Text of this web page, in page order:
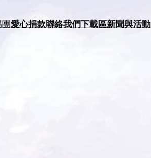
團愛心捐款聯絡我們下載區新聞與活動